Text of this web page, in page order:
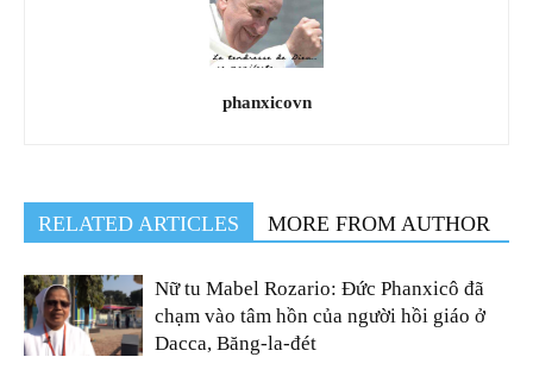
phanxicovn
RELATED ARTICLES MORE FROM AUTHOR
Nữ tu Mabel Rozario: Đức Phanxicô đã
chạm vào tâm hồn của người hồi giáo ở
Dacca, Băng-la-đét